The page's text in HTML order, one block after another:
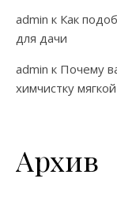
admin к Как
для дачи
admin к Почему
химчистку
Архив